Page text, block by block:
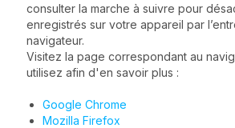
consulter la marche à suivre pour
enregistrés sur votre appareil par
navigateur.
Visitez la page correspondant au
utilisez afin d'en savoir plus :
Google Chrome
Mozilla Firefox